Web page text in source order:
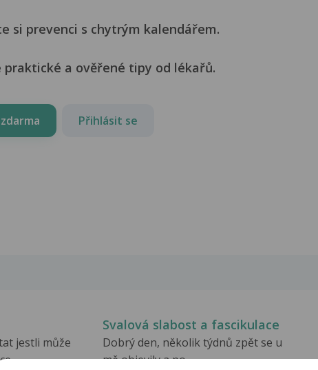
si prevenci s chytrým kalendářem.
a ověřené tipy od lékařů.
Přihlásit se
jestli může
Svalová slabost a fascikulace
Dobrý den, několik týdnů zpět se u
mě objevily a po...